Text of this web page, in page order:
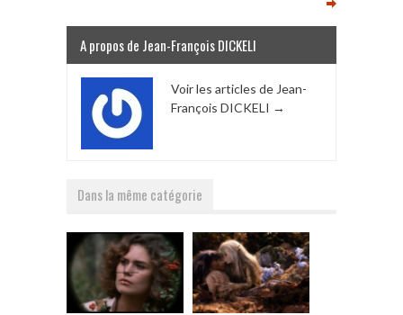
A propos de Jean-François DICKELI
Voir les articles de Jean-
François DICKELI →
Dans la même catégorie